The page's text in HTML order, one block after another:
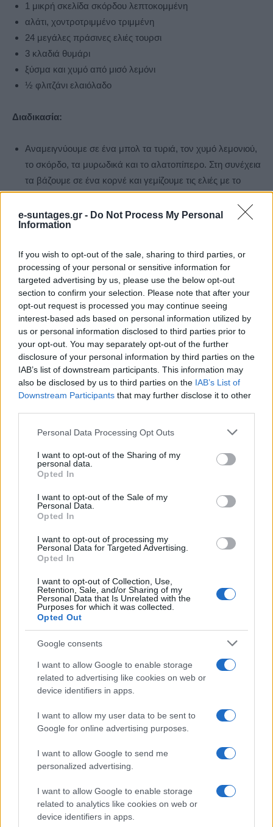
e-suntages.gr - Do Not Process My Personal
Information
If you wish to opt-out of the sale, sharing to third parties, or
processing of your personal or sensitive information for
targeted advertising by us, please use the below opt-out
section to confirm your selection. Please note that after your
opt-out request is processed you may continue seeing
interest-based ads based on personal information utilized by
us or personal information disclosed to third parties prior to
your opt-out. You may separately opt-out of the further
disclosure of your personal information by third parties on the
IAB’s list of downstream participants. This information may
also be disclosed by us to third parties on the IAB’s List of
Downstream Participants that may further disclose it to other
Please note that this website/app uses one or more Google
not limited to your visit or usage behaviour. You may click to
grant or deny consent to Google and its third-party tags to
use your data for below specified purposes in below Google
consent section.
Personal Data Processing Opt Outs
I want to opt-out of the Sharing of my
personal data.
Opted In
I want to opt-out of the Sale of my
Personal Data.
Opted In
I want to opt-out of processing my
Personal Data for Targeted Advertising.
Opted In
I want to opt-out of Collection, Use,
Retention, Sale, and/or Sharing of my
Personal Data that Is Unrelated with the
Purposes for which it was collected.
Opted Out
Google consents
I want to allow Google to enable storage
related to advertising like cookies on web or
device identifiers in apps.
I want to allow my user data to be sent to
Google for online advertising purposes.
I want to allow Google to send me
personalized advertising.
I want to allow Google to enable storage
related to analytics like cookies on web or
device identifiers in apps.
1 μικρή σκελίδα σκόρδου λεπτοκομμένη
αλάτι, χοντροτριμμένο τριμμένη
24 μεγάλες πράσινες ελιές τουρσι
3 κλαδιά θυμάρι
ξύσμα και χυμό από μισό λεμόνι
½ φλιτζάνι ελαιόλαδο
Διαδικασία:
Αναμειγνύουμε σε ένα μπολ τα τυριά, τον χυμό λεμονιού,
το σκόρδο, τα μυρωδικά και το αλατοπίπερο. Στη συνέχεια
τα βάζουμε σε ένα κορνέ και γεμίζουμε τις ελιές με το
μείγμα.
Τοποθετούμε τις ελιές σε ένα ρηχό πιάτο μαζί με τα
κλωνάρια θυμαριού και το ξύσμα λεμονιού και ρίχνουμε
Τις σκεπάζουμε και τις αφήνουμε για κάποιες ώρες στο
ψυγείο. Προτού τις καταναλώσουμε, φροντίζουμε να τις
έχουμε βγάλει εγκαίρως από το ψυγείο για να είναι σε
θερμοκρασία δωματίου.
Καuτερά κράκερς τυριού
Ιδανικό ορεκτικό ή συνοδευτικό ποτού όχι μόνο για ταινία
Υλικά για 8 μερίδες:
4 φλιτζάνια τριμμένο τσένταρ
1 φλιτζάνι + επιπλέον 2 κουτ. σούπας αλεύρι για όλες τις
χρήσεις
1,5 κουτ. γλυκού χοντρό αλάτι
¼ φλιτζανιού ψιλοκομμένες καuτερές πιπεριές τσίλι
5 κουτ. σούπας βούτυρο κομμένο σε κομμάτια
3 κουτ. σούπας σουσάμι μαύρο ή λευκό.
Διαδικασία:
Χτυπάμε στο μίξερ το αλεύρι, το τυρί, το αλάτι και το
καγιέν μέχρι να ομογενοποιηθούν. Στη συνέχεια
προσθέτουμε τις πιπεριές και χτυπάμε λίγο ακόμη μέχρι
το μείγμα να αποκτήσει ένα κίτρινο χρώμα. Προσθέτουμε
ρίχνουμε στο μείγμα 2 κουτ. σούπας παγωμένο νερό.
Δοκιμάζουμε να δούμε αν η ζύμη κολλάει στα χέρια. Αν
είναι σκληρή, προσθέτουμε 1 ακόμη κουτ. σούπας
παγωμένο νερό.
Μεταφέρουμε τη ζύμη στον πάγκο της κουζίνας και